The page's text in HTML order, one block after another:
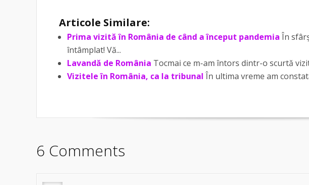
Articole Similare:
Prima vizită în România de când a început pandemia În
întâmplat! Vă...
Lavandă de România Tocmai ce m-am întors dintr-o scurtă
Vizitele în România, ca la tribunal În ultima vreme am
6 Comments